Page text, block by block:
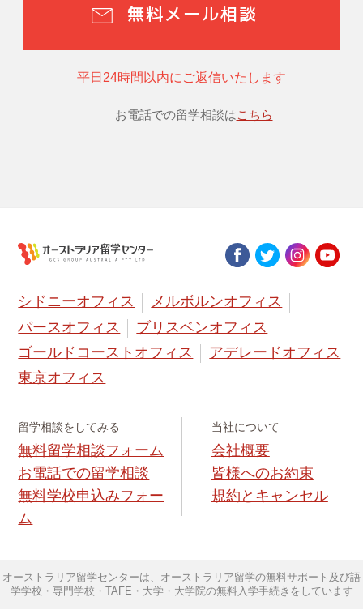
無料メール相談
平日24時間以内にご返信いたします
お電話での留学相談はこちら
シドニーオフィス
メルボルンオフィス
パースオフィス
ブリスベンオフィス
ゴールドコーストオフィス
アデレードオフィス
東京オフィス
留学相談をしてみる
無料留学相談フォーム
お電話での留学相談
無料学校申込みフォー
ム
当社について
会社概要
皆様へのお約束
規約とキャンセル
オーストラリア留学センターは、オーストラリア留学の無料サポート及び語
学学校・専門学校・TAFE・大学・大学院の無料入学手続きをしています